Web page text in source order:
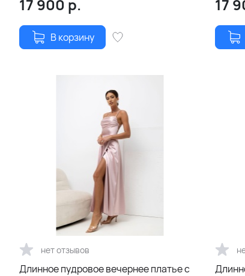
17 900 р.
В корзину
17
нет отзывов
Длинное пудровое вечернее платье с